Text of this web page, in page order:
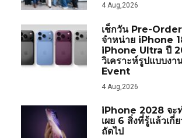
4 Aug,2026
เช็กวัน Pre-
จำหน่าย iPhone
iPhone Ultra ปี
วิเคราะห์รูปแบบง
Event
4 Aug,2026
iPhone 2028 จะ
เผย 6 สิ่งที่รู้แล้วเกี่
ถัดไป